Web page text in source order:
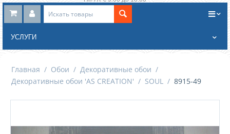
Заказать обратный звонок
УСЛУГИ
Главная / Обои / Декоративные обои /
Декоративные обои 'AS CREATION' / SOUL / 8915-49